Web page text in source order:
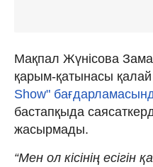
Мақпал Жүнісова
қарым-қатынасы қалай
Show"
бастапқыда
жасырмады.
“Мен ол кісінің